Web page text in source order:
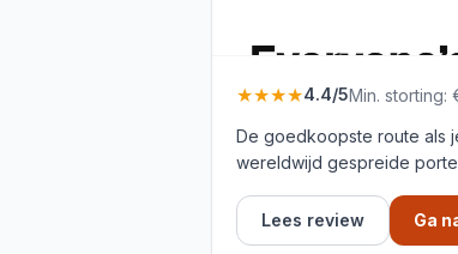
★★★★4.4/5Min. storting:
De goedkoopste route als
wereldwijd gespreide
Lees review Ga